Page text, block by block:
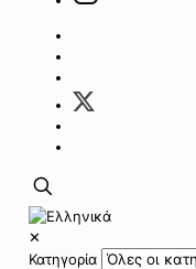
✕
Κατηγορία